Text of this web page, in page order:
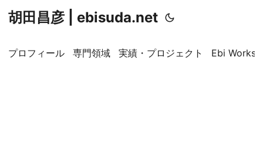
胡田昌彦 | ebisuda.net
プロフィール 専門領域 実績・プロジェクト Ebi